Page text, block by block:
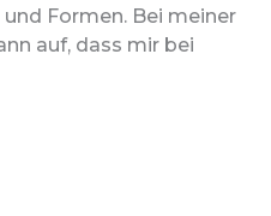
Formen. Bei meiner
auf, dass mir bei